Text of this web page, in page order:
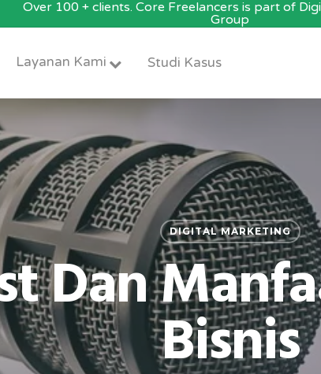
Over 100 + clients. Core Freelancers is part of
Group
Layanan Kami Studi Kasus
DIGITAL MARKETING
Dan
Bisnis